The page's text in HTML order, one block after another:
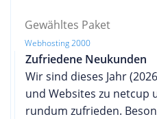
Gewähltes Paket
Webhosting 2000
Zufriedene Neukunden
Wir sind dieses Jahr
und Websites zu netcup
rundum zufrieden.